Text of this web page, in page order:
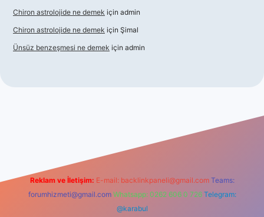
Chiron astrolojide ne demek için admin
Chiron astrolojide ne demek için Şimal
Ünsüz benzeşmesi ne demek için admin
Reklam ve İletişim: E-mail: backlinkpaneli@gmail.com Teams:
forumhizmeti@gmail.com Whatsapp: 0262 606 0 726 Telegram:
@karabul